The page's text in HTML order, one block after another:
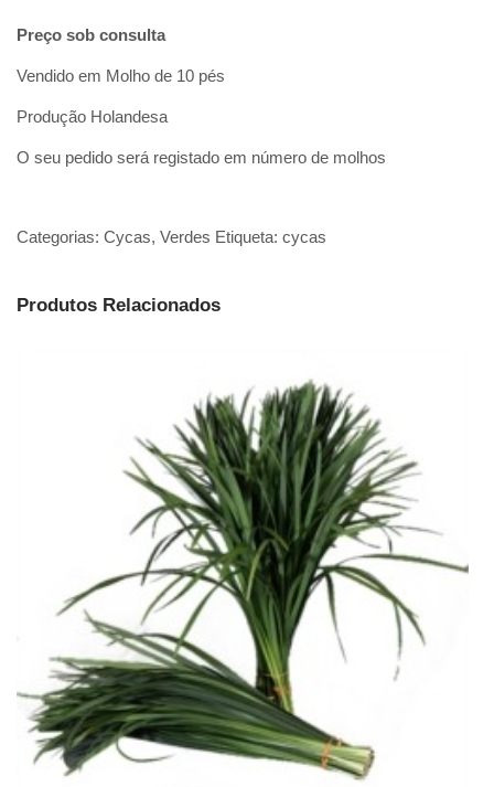
Preço sob consulta
Vendido em Molho de 10 pés
Produção Holandesa
O seu pedido será registado em número de molhos
Categorias: Cycas, Verdes Etiqueta: cycas
Produtos Relacionados